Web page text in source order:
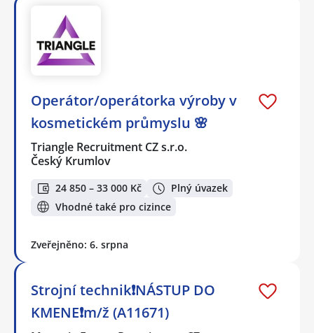
Operátor/operátorka výroby v
kosmetickém průmyslu 🌸
Triangle Recruitment CZ s.r.o.
Český Krumlov
24 850 – 33 000 Kč
Plný úvazek
Vhodné také pro cizince
Zveřejněno: 6. srpna
Strojní technik❗NÁSTUP DO
KMENE❗m/ž (A11671)